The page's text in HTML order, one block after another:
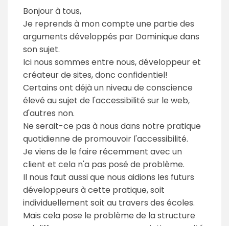
Bonjour à tous,
Je reprends à mon compte une partie des
arguments développés par Dominique dans
son sujet.
Ici nous sommes entre nous, développeur et
créateur de sites, donc confidentiel!
Certains ont déjà un niveau de conscience
élevé au sujet de l'accessibilité sur le web,
d'autres non.
Ne serait-ce pas à nous dans notre pratique
quotidienne de promouvoir l'accessibilité.
Je viens de le faire récemment avec un
client et cela n'a pas posé de problème.
Il nous faut aussi que nous aidions les futurs
développeurs à cette pratique, soit
individuellement soit au travers des écoles.
Mais cela pose le problème de la structure